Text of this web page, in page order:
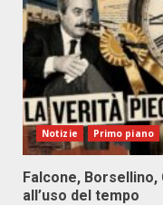
Notizie Primo piano
Falcone,
all’uso del tempo